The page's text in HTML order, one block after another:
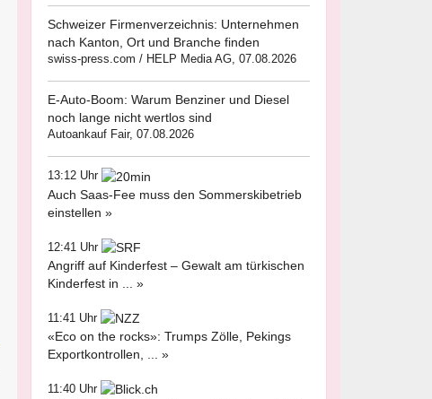
Schweizer Firmenverzeichnis: Unternehmen
nach Kanton, Ort und Branche finden
swiss-press.com / HELP Media AG, 07.08.2026
E-Auto-Boom: Warum Benziner und Diesel
noch lange nicht wertlos sind
Autoankauf Fair, 07.08.2026
13:12 Uhr
Auch Saas-Fee muss den Sommerskibetrieb
einstellen »
12:41 Uhr
Angriff auf Kinderfest – Gewalt am türkischen
Kinderfest in ... »
11:41 Uhr
«Eco on the rocks»: Trumps Zölle, Pekings
Exportkontrollen, ... »
11:40 Uhr